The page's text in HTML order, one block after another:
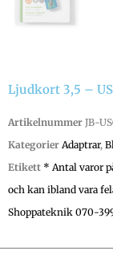
Ljudkort 3,5 –
Artikelnummer JB-
Kategorier Adaptrar,
Etikett * Antal varor
och kan ibland vara
Shoppateknik 070-